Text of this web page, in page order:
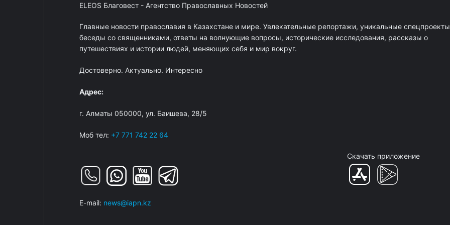
ELEOS Благовест - Агентство Православных Новостей
Главные новости православия в Казахстане и мире. Увлекательные репортажи, уникальные
беседы со священниками, ответы на волнующие вопросы, исторические исследования, рассказы о
путешествиях и истории людей, меняющих себя и мир вокруг.
Достоверно. Актуально. Интересно
Адрес:
г. Алматы 050000, ул. Баишева, 28/5
Моб тел: +7 771 742 22 64
Скачать приложение
E-mail: news@iapn.kz